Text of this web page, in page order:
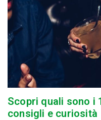
Scopri quali sono i
consigli e curiosità